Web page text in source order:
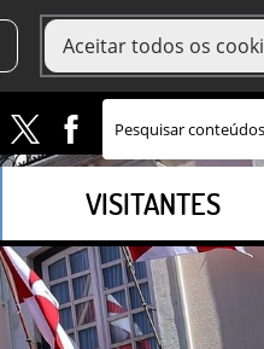
Aceitar todos os
VISITANTES